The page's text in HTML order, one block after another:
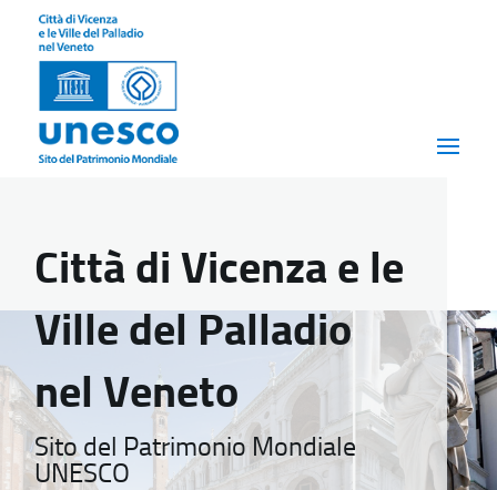
Città di Vicenza e le
Ville del Palladio
nel Veneto
Sito del Patrimonio Mondiale
UNESCO